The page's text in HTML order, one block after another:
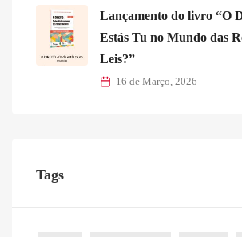
Lançamento do livro “O
Estás Tu no Mundo das
Leis?”
16 de Março, 2026
Tags